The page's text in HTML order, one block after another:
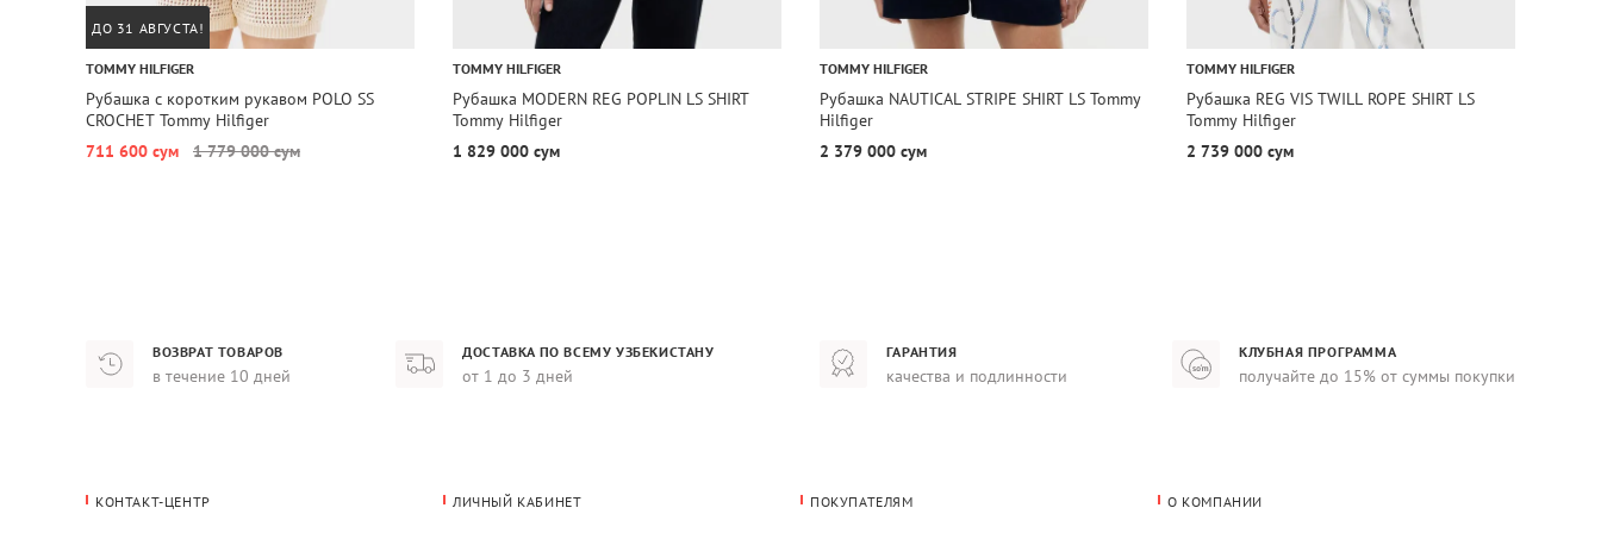
ДО 31 АВГУСТА!
TOMMY HILFIGER
Рубашка с коротким рукавом POLO SS
CROCHET Tommy Hilfiger
711 600 сум
1 779 000 сум
TOMMY HILFIGER
Рубашка MODERN REG POPLIN LS SHIRT
Tommy Hilfiger
1 829 000 сум
TOMMY HILFIGER
Рубашка NAUTICAL STRIPE SHIRT LS Tommy
Hilfiger
2 379 000 сум
TOMMY HILFIGER
Рубашка REG VIS TWILL ROPE SHIRT LS
Tommy Hilfiger
2 739 000 сум
ВОЗВРАТ ТОВАРОВ
в течение 10 дней
ДОСТАВКА ПО ВСЕМУ УЗБЕКИСТАНУ
от 1 до 3 дней
ГАРАНТИЯ
качества и подлинности
КЛУБНАЯ ПРОГРАММА
получайте до 15% от суммы покупки
КОНТАКТ-ЦЕНТР ЛИЧНЫЙ КАБИНЕТ ПОКУПАТЕЛЯМ О КОМПАНИИ